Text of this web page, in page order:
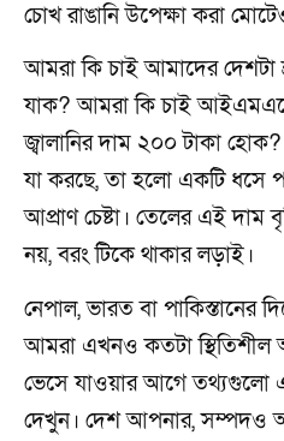
চোখ রাঙানি উপেক্ষা করা
আমরা কি চাই আমাদের দেশটা
যাক? আমরা কি চাই
জ্বালানির দাম ২০০ টাকা
যা করছে, তা হলো একটি ধসে
আপ্রাণ চেষ্টা। তেলের এই
নয়, বরং টিকে থাকার লড়াই।
নেপাল, ভারত বা পাকিস্তানের
আমরা এখনও কতটা
ভেসে যাওয়ার আগে তথ্যগুলো
দেখুন। দেশ আপনার, সম্পদও